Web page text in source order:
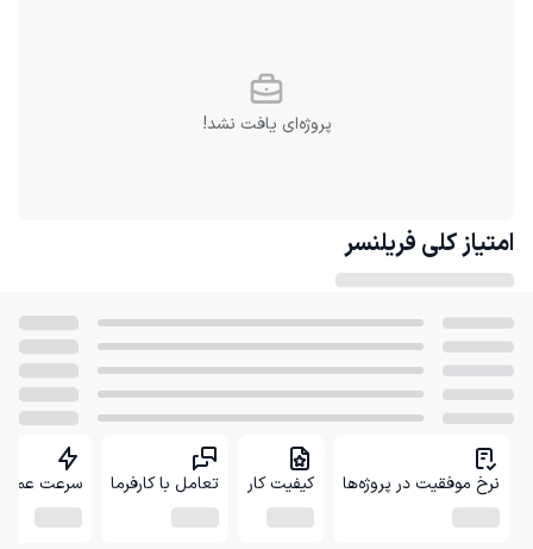
پروژه‌ای یافت نشد!
امتیاز کلی فریلنسر
نرخ موفقیت در پروژه‌ها کیفیت کار تعامل با کارفرما سرعت عمل